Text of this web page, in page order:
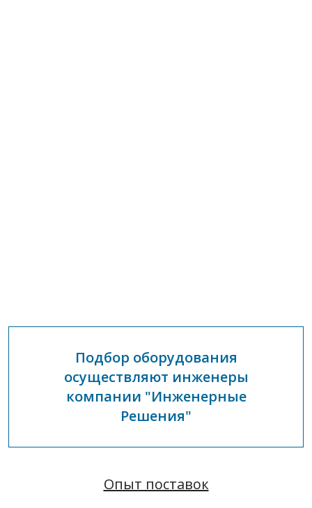
Подбор оборудования
осуществляют инженеры
компании "Инженерные
Решения"
Опыт поставок